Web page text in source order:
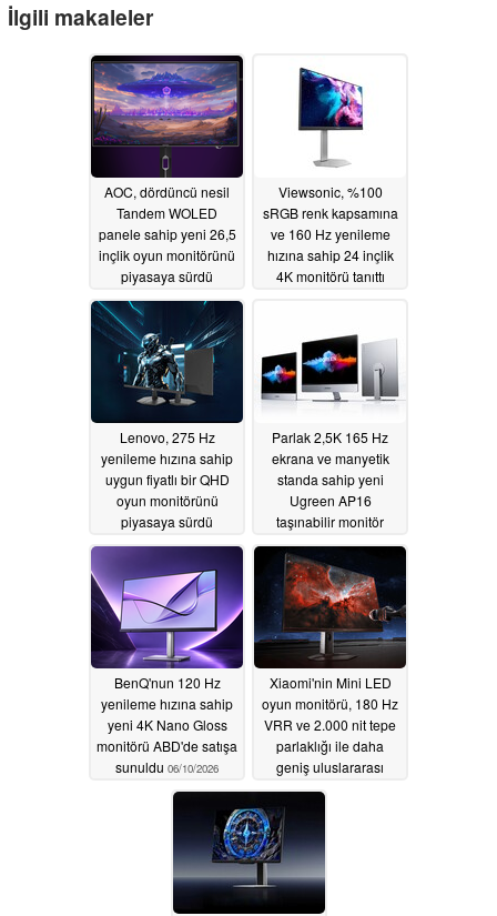
İlgili makaleler
AOC, dördüncü nesil
Tandem WOLED
panele sahip yeni 26,5
inçlik oyun monitörünü
piyasaya sürdü
06/25/2026
Viewsonic, %100
sRGB renk kapsamına
ve 160 Hz yenileme
hızına sahip 24 inçlik
4K monitörü tanıttı
Lenovo, 275 Hz
yenileme hızına sahip
uygun fiyatlı bir QHD
oyun monitörünü
piyasaya sürdü
06/19/2026
Parlak 2,5K 165 Hz
ekrana ve manyetik
standa sahip yeni
Ugreen AP16
taşınabilir monitör
ABD'de piyasaya
sürüldü06/12/2026
BenQ'nun 120 Hz
yenileme hızına sahip
yeni 4K Nano Gloss
monitörü ABD'de satışa
sunuldu 06/10/2026
Xiaomi'nin Mini LED
oyun monitörü, 180 Hz
VRR ve 2.000 nit tepe
parlaklığı ile daha
geniş uluslararası
piyasaya sürüldü